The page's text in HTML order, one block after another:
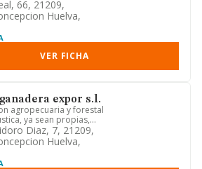
mantenimien...
66, 21209,
Huelva,
VER FICHA
expor s.l.
agropecuaria y forestal
ya sean propias,
en aparce...
Diaz, 7, 21209,
Huelva,